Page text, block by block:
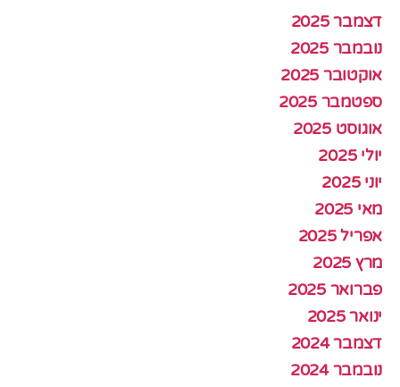
דצמבר 2025
נובמבר 2025
אוקטובר 2025
ספטמבר 2025
אוגוסט 2025
יולי 2025
יוני 2025
מאי 2025
אפריל 2025
מרץ 2025
פברואר 2025
ינואר 2025
דצמבר 2024
נובמבר 2024